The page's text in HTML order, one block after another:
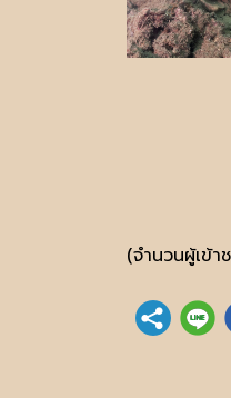
(จำนวนผู้เข้า